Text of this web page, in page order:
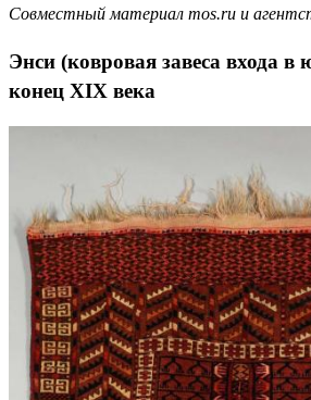
Совместный материал mos.ru и
Энси (ковровая завеса входа в
конец XIX века